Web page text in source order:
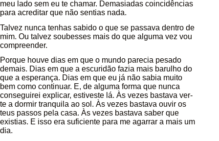
meu lado sem eu te chamar. Demasiadas coincidências
para acreditar que não sentias nada.
Talvez nunca tenhas sabido o que se passava dentro de
mim. Ou talvez soubesses mais do que alguma vez vou
compreender.
Porque houve dias em que o mundo parecia pesado
demais. Dias em que a escuridão fazia mais barulho do
que a esperança. Dias em que eu já não sabia muito
bem como continuar. E, de alguma forma que nunca
conseguirei explicar, estiveste lá. Às vezes bastava ver-
te a dormir tranquila ao sol. Às vezes bastava ouvir os
teus passos pela casa. Às vezes bastava saber que
existias. E isso era suficiente para me agarrar a mais um
dia.